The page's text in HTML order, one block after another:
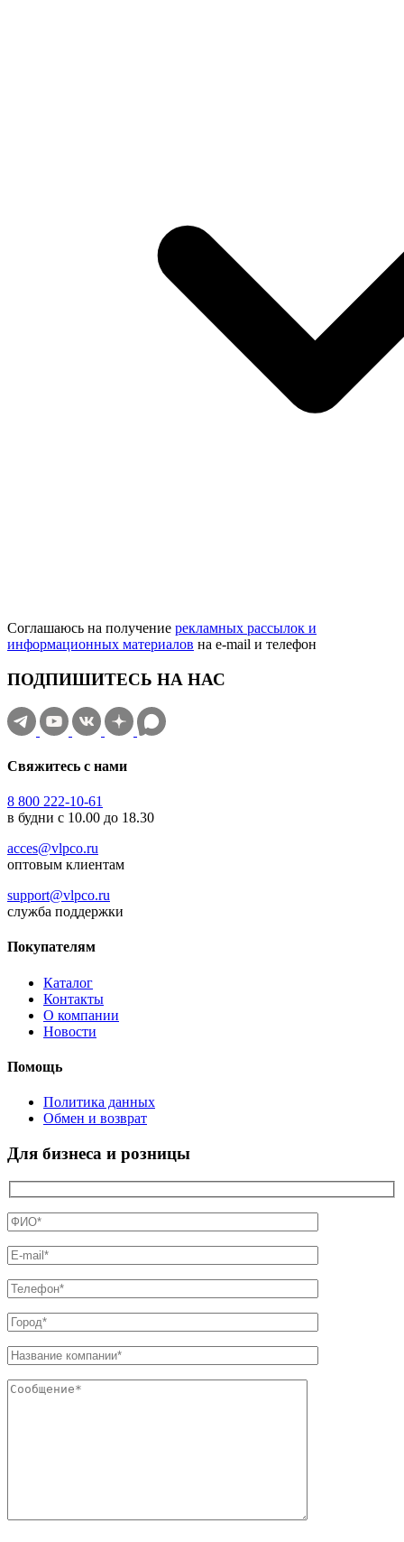
Соглашаюсь на получение рекламных рассылок и
информационных материалов на e‑mail и телефон
ПОДПИШИТЕСЬ НА НАС
Свяжитесь с нами
8 800 222-10-61
в будни с 10.00 до 18.30
acces@vlpco.ru
оптовым клиентам
support@vlpco.ru
служба поддержки
Покупателям
Каталог
Контакты
О компании
Новости
Помощь
Политика данных
Обмен и возврат
Для бизнеса и розницы